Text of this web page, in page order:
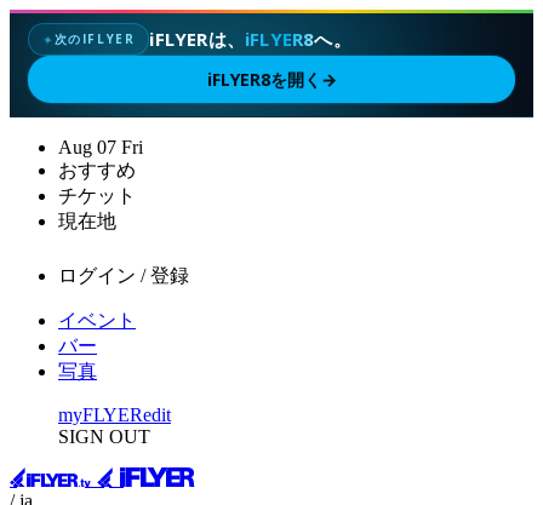
✦次のIFLYER iFLYERは、 iFLYER8へ。
iFLYER8を開く →
Aug 07 Fri
おすすめ
チケット
現在地
ログイン / 登録
イベント
バー
写真
myFLYERedit
SIGN OUT
/ ja